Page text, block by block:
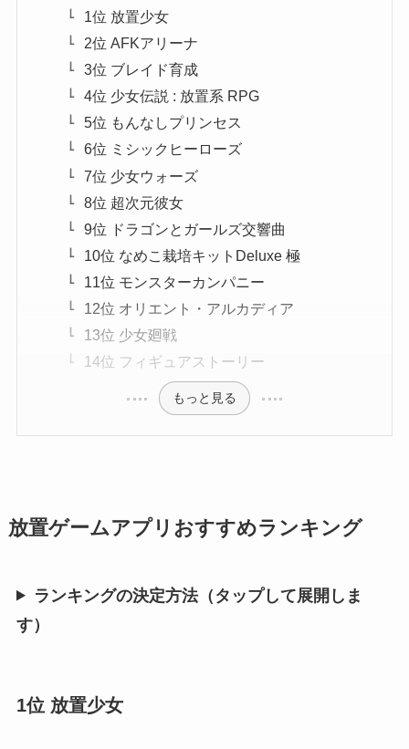
1位 放置少女
2位 AFKアリーナ
3位 ブレイド育成
4位 少女伝説 : 放置系 RPG
5位 もんなしプリンセス
6位 ミシックヒーローズ
7位 少女ウォーズ
8位 超次元彼女
9位 ドラゴンとガールズ交響曲
10位 なめこ栽培キットDeluxe 極
11位 モンスターカンパニー
12位 オリエント・アルカディア
13位 少女廻戦
14位 フィギュアストーリー
もっと見る
放置ゲームアプリおすすめランキング
ランキングの決定方法（タップして展開しま
す）
1位 放置少女